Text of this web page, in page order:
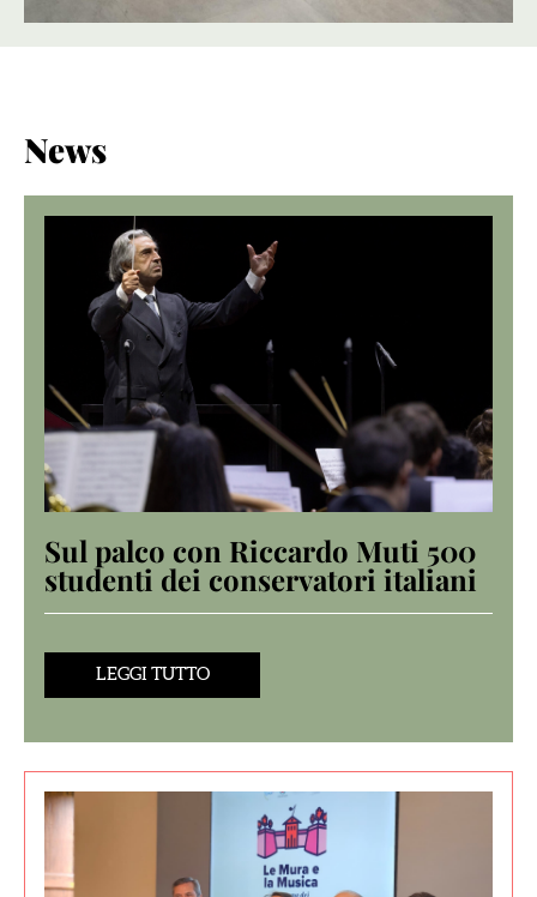
News
Sul palco con Riccardo Muti 500
studenti dei conservatori italiani
LEGGI TUTTO